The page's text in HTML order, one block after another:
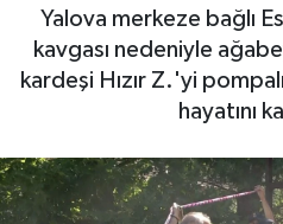
Yalova merkeze bağlı
kavgası nedeniyle
kardeşi Hızır Z.'yi
hayatını
EKONOMİ
MAGAZİN
Tüm Manşetler
Son Dakika Haberleri
Haber Arşivi